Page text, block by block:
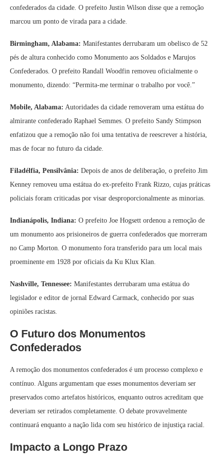
confederados da cidade. O prefeito Justin Wilson disse que a remoção
marcou um ponto de virada para a cidade.
Birmingham, Alabama: Manifestantes derrubaram um obelisco de 52
pés de altura conhecido como Monumento aos Soldados e Marujos
Confederados. O prefeito Randall Woodfin removeu oficialmente o
monumento, dizendo: “Permita‑me terminar o trabalho por você.”
Mobile, Alabama: Autoridades da cidade removeram uma estátua do
almirante confederado Raphael Semmes. O prefeito Sandy Stimpson
enfatizou que a remoção não foi uma tentativa de reescrever a história,
mas de focar no futuro da cidade.
Filadélfia, Pensilvânia: Depois de anos de deliberação, o prefeito Jim
Kenney removeu uma estátua do ex‑prefeito Frank Rizzo, cujas práticas
policiais foram criticadas por visar desproporcionalmente as minorias.
Indianápolis, Indiana: O prefeito Joe Hogsett ordenou a remoção de
um monumento aos prisioneiros de guerra confederados que morreram
no Camp Morton. O monumento fora transferido para um local mais
proeminente em 1928 por oficiais da Ku Klux Klan.
Nashville, Tennessee: Manifestantes derrubaram uma estátua do
legislador e editor de jornal Edward Carmack, conhecido por suas
opiniões racistas.
O Futuro dos Monumentos
Confederados
A remoção dos monumentos confederados é um processo complexo e
contínuo. Alguns argumentam que esses monumentos deveriam ser
preservados como artefatos históricos, enquanto outros acreditam que
deveriam ser retirados completamente. O debate provavelmente
continuará enquanto a nação lida com seu histórico de injustiça racial.
Impacto a Longo Prazo